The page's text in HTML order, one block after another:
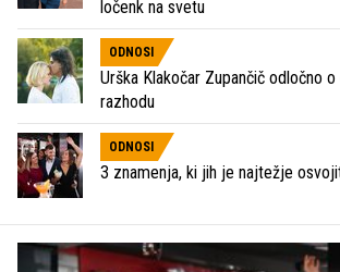
ločenk na svetu
ODNOSI
Urška Klakočar Zupančič odločno
razhodu
ODNOSI
3 znamenja, ki jih je najtežje